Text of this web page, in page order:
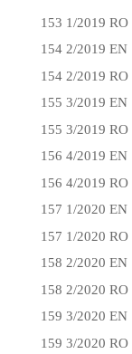
153 1/2019 RO
154 2/2019 EN
154 2/2019 RO
155 3/2019 EN
155 3/2019 RO
156 4/2019 EN
156 4/2019 RO
157 1/2020 EN
157 1/2020 RO
158 2/2020 EN
158 2/2020 RO
159 3/2020 EN
159 3/2020 RO